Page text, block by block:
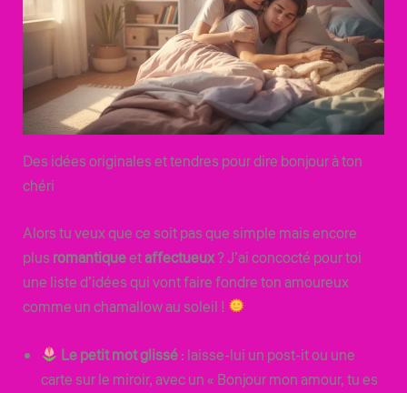
Des idées originales et tendres pour dire bonjour à ton
chéri
Alors tu veux que ce soit pas que simple mais encore
plus romantiqueetaffectueux? J’ai concocté pour toi
une liste d’idées qui vont faire fondre ton amoureux
comme un chamallow au soleil !
Le petit mot glissé: laisse-lui un post-it ou une
carte sur le miroir, avec un « Bonjour mon amour, tu es